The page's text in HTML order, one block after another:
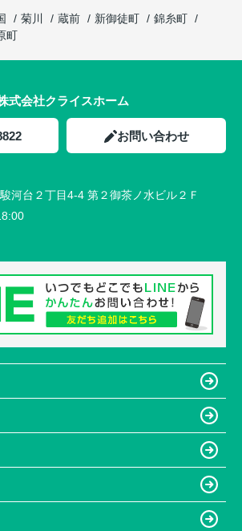
菊川 蔵前 新御徒町
錦糸町
町
式会社クライスホーム
お問い合わせ
河台２丁目4-4 第２御茶ノ水ビル２Ｆ